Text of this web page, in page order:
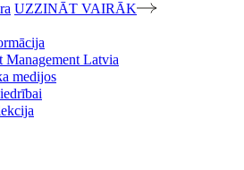
UZZINĀT VAIRĀK
Management Latvia
medijos